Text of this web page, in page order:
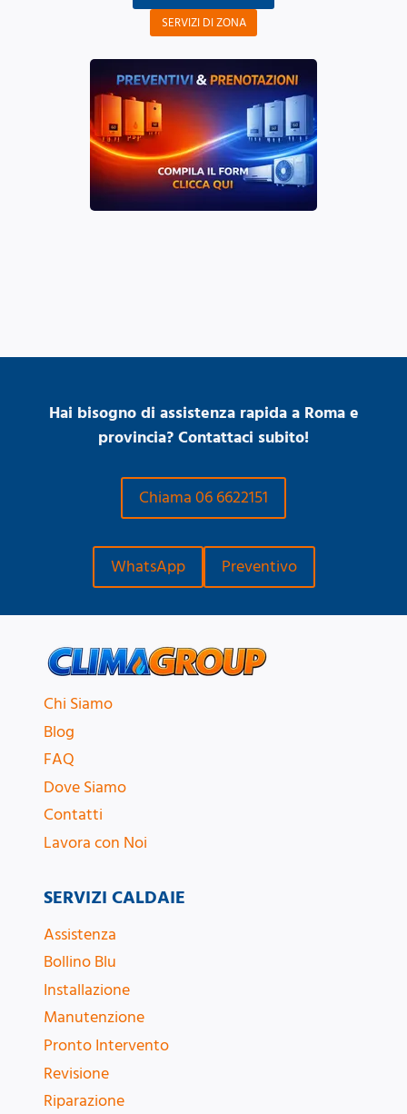
SERVIZI DI ZONA
Hai bisogno di assistenza rapida a Roma e
provincia? Contattaci subito!
Chiama 06 6622151
WhatsApp Preventivo
Chi Siamo
Blog
FAQ
Dove Siamo
Contatti
Lavora con Noi
SERVIZI CALDAIE
Assistenza
Bollino Blu
Installazione
Manutenzione
Pronto Intervento
Revisione
Riparazione